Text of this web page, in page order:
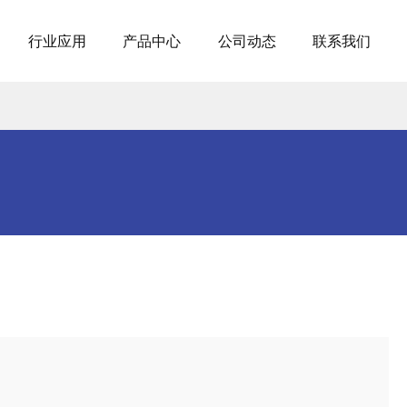
行业应用 产品中心 公司动态 联系我们